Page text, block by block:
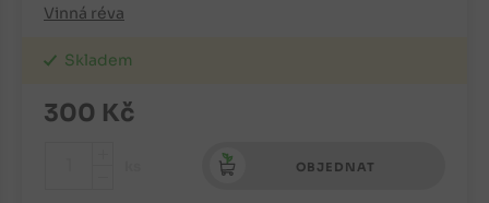
Vinná réva
Skladem
300 Kč
OBJEDNAT